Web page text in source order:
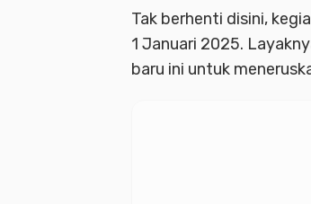
Tak berhenti disini,
1 Januari 2025.
baru ini untuk